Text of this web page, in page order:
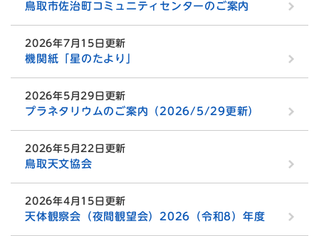
鳥取市佐治町コミュニティセンターのご案内
2026年7月15日更新
機関紙「星のたより」
2026年5月29日更新
プラネタリウムのご案内（2026/5/29更新）
2026年5月22日更新
鳥取天文協会
2026年4月15日更新
天体観察会（夜間観望会）2026（令和8）年度